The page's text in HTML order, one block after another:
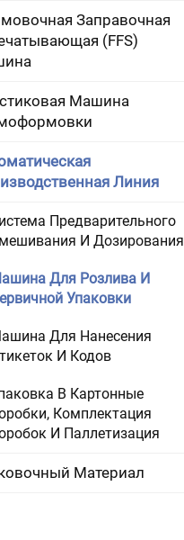
Заправочная
(FFS)
Машина
Линия
Предварительного
И Дозирования
Для Розлива И
Упаковки
Для Нанесения
И Кодов
В Картонные
Комплектация
И Паллетизация
Материал